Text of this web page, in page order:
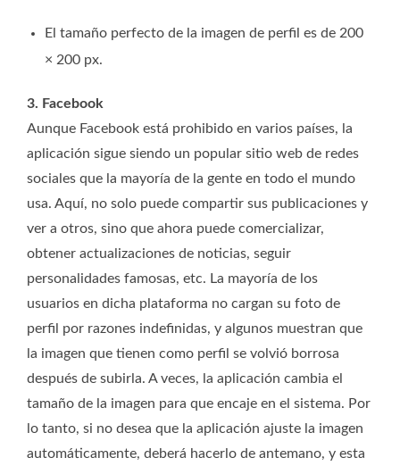
El tamaño perfecto de la imagen de perfil es de 200
× 200 px.
3. Facebook
Aunque Facebook está prohibido en varios países, la
aplicación sigue siendo un popular sitio web de redes
sociales que la mayoría de la gente en todo el mundo
usa. Aquí, no solo puede compartir sus publicaciones y
ver a otros, sino que ahora puede comercializar,
obtener actualizaciones de noticias, seguir
personalidades famosas, etc. La mayoría de los
usuarios en dicha plataforma no cargan su foto de
perfil por razones indefinidas, y algunos muestran que
la imagen que tienen como perfil se volvió borrosa
después de subirla. A veces, la aplicación cambia el
tamaño de la imagen para que encaje en el sistema. Por
lo tanto, si no desea que la aplicación ajuste la imagen
automáticamente, deberá hacerlo de antemano, y esta